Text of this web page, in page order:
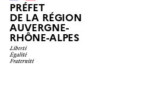
PRÉFET
DE LA RÉGION
AUVERGNE-
RHÔNE-ALPES